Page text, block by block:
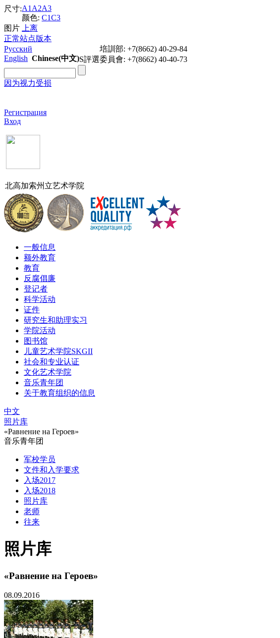
尺寸:A1 A2A3
颜色: C1C3
图片
上离
正常站点版本
Русский
English Chinese(中文)
培訓部: +7(8662) 40-29-84
S評選委員會: +7(8662) 40-40-73
因为视力受损
Регистрация
Вход
北高加索州立艺术学院
一般信息
额外教育
教育
反腐倡廉
登记者
科学活动
证件
研究生和助理实习
学院活动
图书馆
儿童艺术学院SKGII
社会和专业认证
文化艺术学院
音乐青年团
关于教育组织的信息
中文
照片库
«Равнение на Героев»
音乐青年团
军校学员
文件和入学要求
入场2017
入场2018
照片库
老师
往来
照片库
«Равнение на Героев»
08.09.2016